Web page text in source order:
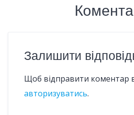
Залишити
Щоб відправити коментар
авторизуватись.